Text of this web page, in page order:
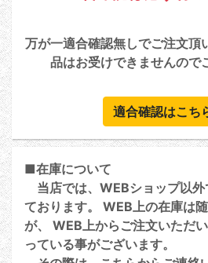
万が一適合確認無しでご注文頂
品はお受けできませんので
適合確認はこち
■在庫について
当店では、WEBショップ以外
ております。 WEB上の在庫は
が、 WEB上からご注文いただ
っている事がございます。